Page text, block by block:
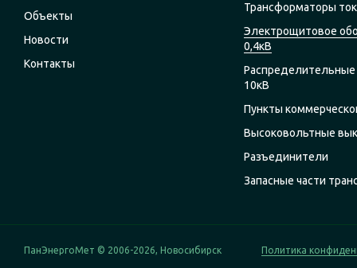
Объекты
Новости
Контакты
Трансформаторы
Электрощитовое
0,4кВ
Распределительные
10кВ
Пункты
Высоковольтные
Разъединители
Запасные части
ПанЭнергоМет © 2006-2026, Новосибирск Политика